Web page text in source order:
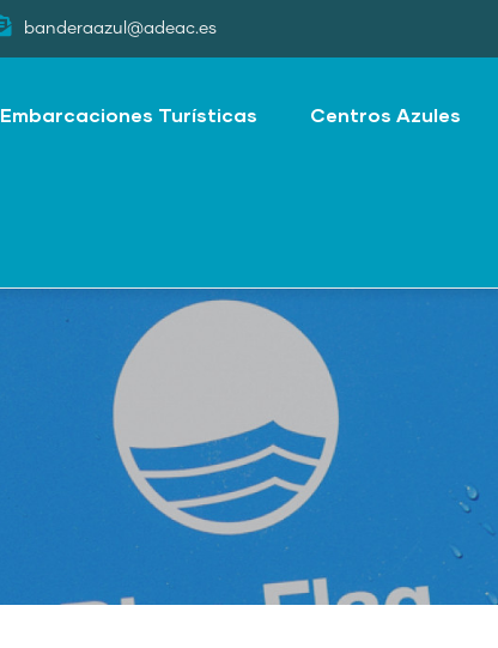
banderaazul@adeac.es
Embarcaciones Turísticas Centros Azules